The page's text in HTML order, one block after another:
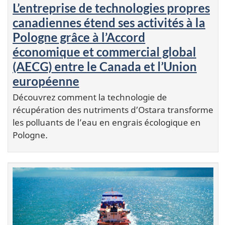
L’entreprise de technologies propres
canadiennes étend ses activités à la
Pologne grâce à l’Accord
économique et commercial global
(AECG) entre le Canada et l’Union
européenne
Découvrez comment la technologie de
récupération des nutriments d’Ostara transforme
les polluants de l’eau en engrais écologique en
Pologne.